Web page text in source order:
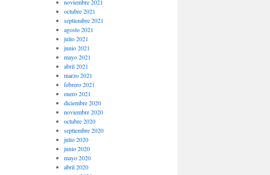
noviembre 2021
octubre 2021
septiembre 2021
agosto 2021
julio 2021
junio 2021
mayo 2021
abril 2021
marzo 2021
febrero 2021
enero 2021
diciembre 2020
noviembre 2020
octubre 2020
septiembre 2020
julio 2020
junio 2020
mayo 2020
abril 2020